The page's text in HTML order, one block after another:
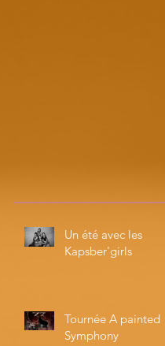
Un été avec les
Kapsber'girls
Tournée A painted
Symphony